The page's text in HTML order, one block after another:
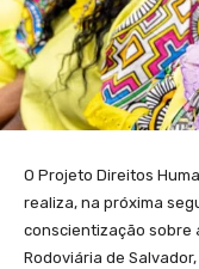
O Projeto Direitos
realiza, na próxima
conscientização sobre
Rodoviária de